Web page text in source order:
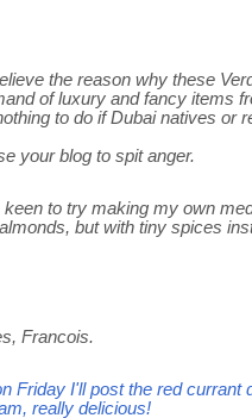
the reason why these
of luxury and fancy items
to do if Dubai natives or
your blog to spit anger.
to try making my own
but with tiny spices
Francois.
Friday I'll post the red currant
really delicious!